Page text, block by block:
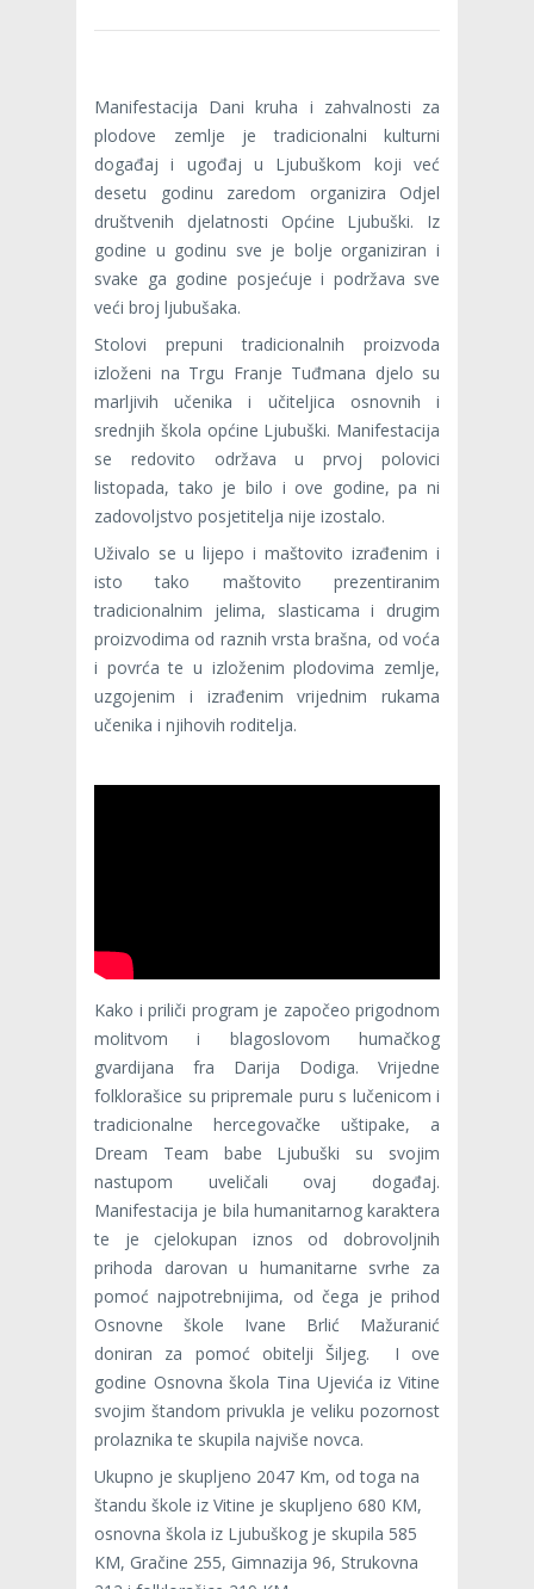
Manifestacija Dani kruha i zahvalnosti za
plodove zemlje je tradicionalni kulturni
događaj i ugođaj u Ljubuškom koji već
desetu godinu zaredom organizira Odjel
društvenih djelatnosti Općine Ljubuški. Iz
godine u godinu sve je bolje organiziran i
svake ga godine posjećuje i podržava sve
veći broj ljubušaka.
Stolovi prepuni tradicionalnih proizvoda
izloženi na Trgu Franje Tuđmana djelo su
marljivih učenika i učiteljica osnovnih i
srednjih škola općine Ljubuški. Manifestacija
se redovito održava u prvoj polovici
listopada, tako je bilo i ove godine, pa ni
zadovoljstvo posjetitelja nije izostalo.
Uživalo se u lijepo i maštovito izrađenim i
isto tako maštovito prezentiranim
tradicionalnim jelima, slasticama i drugim
proizvodima od raznih vrsta brašna, od voća
i povrća te u izloženim plodovima zemlje,
uzgojenim i izrađenim vrijednim rukama
učenika i njihovih roditelja.
Kako i priliči program je započeo prigodnom
molitvom i blagoslovom humačkog
gvardijana fra Darija Dodiga. Vrijedne
folklorašice su pripremale puru s lučenicom i
tradicionalne hercegovačke uštipake, a
Dream Team babe Ljubuški su svojim
nastupom uveličali ovaj događaj.
Manifestacija je bila humanitarnog karaktera
te je cjelokupan iznos od dobrovoljnih
prihoda darovan u humanitarne svrhe za
pomoć najpotrebnijima, od čega je prihod
Osnovne škole Ivane Brlić Mažuranić
doniran za pomoć obitelji Šiljeg. I ove
godine Osnovna škola Tina Ujevića iz Vitine
svojim štandom privukla je veliku pozornost
prolaznika te skupila najviše novca.
Ukupno je skupljeno 2047 Km, od toga na
štandu škole iz Vitine je skupljeno 680 KM,
osnovna škola iz Ljubuškog je skupila 585
KM, Gračine 255, Gimnazija 96, Strukovna